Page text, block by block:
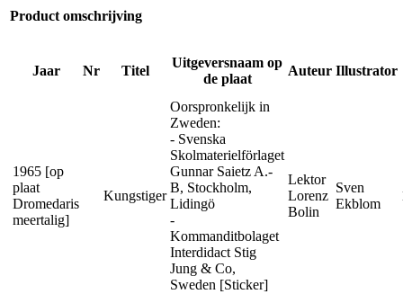
Product omschrijving
Jaar Nr Titel
Uitgeversnaam op
de plaat
Auteur Illustrator
1965 [op
plaat
Dromedaris
meertalig]
Kungstiger
Oorspronkelijk in
Zweden:
- Svenska
Skolmaterielförlaget
Gunnar Saietz A.-
B, Stockholm,
Lidingö
-
Kommanditbolaget
Interdidact Stig
Jung & Co,
Sweden [Sticker]
Lektor
Lorenz
Bolin
Sven
Ekblom